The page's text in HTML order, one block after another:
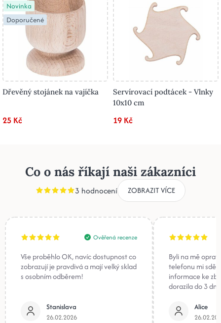
Novinka
Doporučené
Dřevěný stojánek na vajíčka
25 Kč
Servírovací podtácek - Vlnky
10x10 cm
19 Kč
Co o nás říkají naši zákazníci
3 hodnocení ZOBRAZIT VÍCE
Ověřená recenze
Vše proběhlo OK, navíc dostupnost co
zobrazují je pravdivá a mají velký sklad
s osobním odběrem!
Stanislava
26.02.2026
Byli na mě
telefonu mi
informace ke
dorazila do 3
Alice